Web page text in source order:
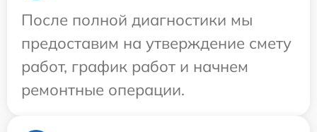
После полной диагностики мы
предоставим на утверждение смету
работ, график работ и начнем
ремонтные операции.